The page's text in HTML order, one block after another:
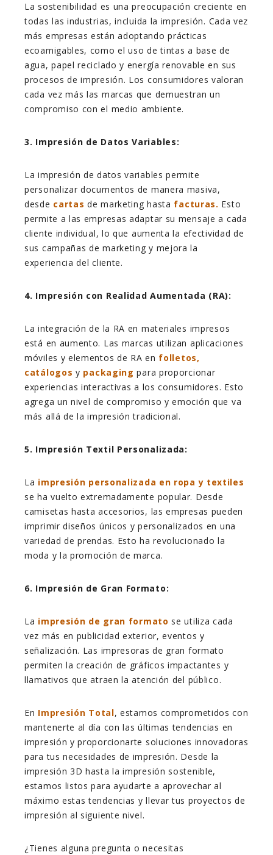
La sostenibilidad es una preocupación creciente en
todas las industrias, incluida la impresión. Cada vez
más empresas están adoptando prácticas
ecoamigables, como el uso de tintas a base de
agua, papel reciclado y energía renovable en sus
procesos de impresión. Los consumidores valoran
cada vez más las marcas que demuestran un
compromiso con el medio ambiente.
3. Impresión de Datos Variables:
La impresión de datos variables permite
personalizar documentos de manera masiva,
desde cartas de marketing hasta facturas. Esto
permite a las empresas adaptar su mensaje a cada
cliente individual, lo que aumenta la efectividad de
sus campañas de marketing y mejora la
experiencia del cliente.
4. Impresión con Realidad Aumentada (RA):
La integración de la RA en materiales impresos
está en aumento. Las marcas utilizan aplicaciones
móviles y elementos de RA en folletos,
catálogos y packaging para proporcionar
experiencias interactivas a los consumidores. Esto
agrega un nivel de compromiso y emoción que va
más allá de la impresión tradicional.
5. Impresión Textil Personalizada:
La impresión personalizada en ropa y textiles
se ha vuelto extremadamente popular. Desde
camisetas hasta accesorios, las empresas pueden
imprimir diseños únicos y personalizados en una
variedad de prendas. Esto ha revolucionado la
moda y la promoción de marca.
6. Impresión de Gran Formato:
La impresión de gran formato se utiliza cada
vez más en publicidad exterior, eventos y
señalización. Las impresoras de gran formato
permiten la creación de gráficos impactantes y
llamativos que atraen la atención del público.
En Impresión Total, estamos comprometidos con
mantenerte al día con las últimas tendencias en
impresión y proporcionarte soluciones innovadoras
para tus necesidades de impresión. Desde la
impresión 3D hasta la impresión sostenible,
estamos listos para ayudarte a aprovechar al
máximo estas tendencias y llevar tus proyectos de
impresión al siguiente nivel.
¿Tienes alguna pregunta o necesitas